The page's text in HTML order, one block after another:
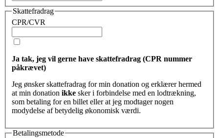
Skattefradrag
CPR/CVR
Ja tak, jeg vil gerne have skattefradrag (CPR nummer
påkrævet)
Jeg ønsker skattefradrag for min donation og erklærer hermed
at min donation ikke sker i forbindelse med en lodtrækning,
som betaling for en billet eller at jeg modtager nogen
modydelse af betydelig økonomisk værdi.
Betalingsmetode